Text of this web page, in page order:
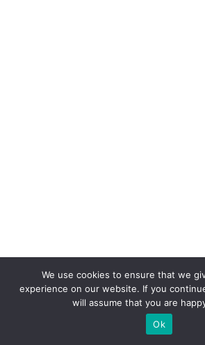
We use cookies to ensure that we
experience on our website. If you
will assume that you are
Ok